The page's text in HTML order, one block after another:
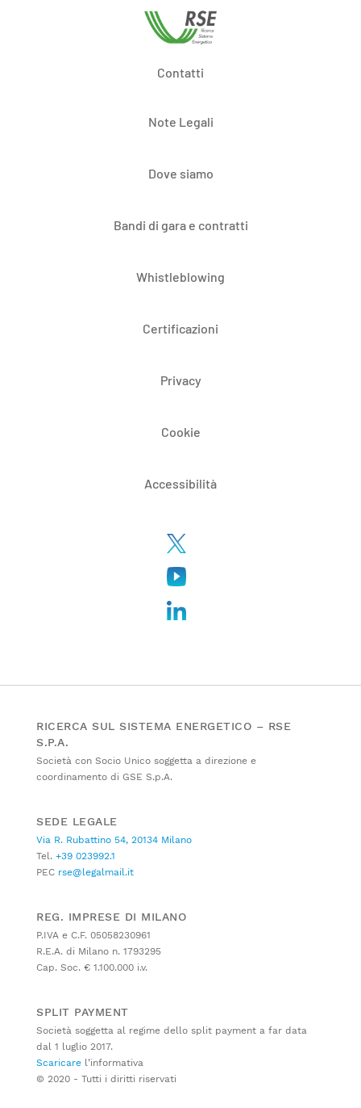
Contatti
Note Legali
Dove siamo
Bandi di gara e contratti
Whistleblowing
Certificazioni
Privacy
Cookie
Accessibilità
RICERCA SUL SISTEMA ENERGETICO – RSE
S.P.A.
Società con Socio Unico soggetta a direzione e
coordinamento di GSE S.p.A.
SEDE LEGALE
Via R. Rubattino 54, 20134 Milano
Tel. +39 023992.1
PEC rse@legalmail.it
REG. IMPRESE DI MILANO
P.IVA e C.F. 05058230961
R.E.A. di Milano n. 1793295
Cap. Soc. € 1.100.000 i.v.
SPLIT PAYMENT
Società soggetta al regime dello split payment a far data
dal 1 luglio 2017.
Scaricare l’informativa
© 2020 - Tutti i diritti riservati